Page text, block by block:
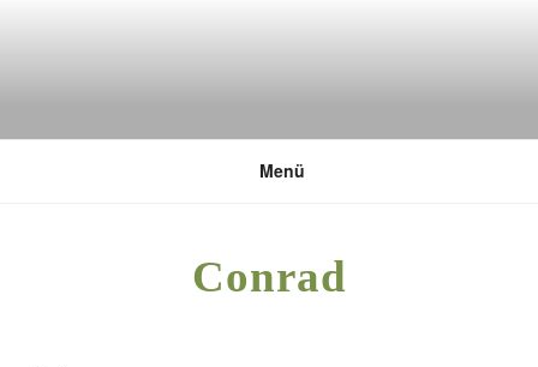
DEUTSCHE UMWELTSTIFTUNG
Menü
Conrad